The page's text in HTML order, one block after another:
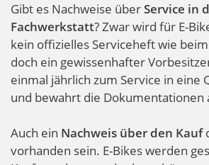
Gibt es Nachweise überService in
Fachwerkstatt? Zwar wird für E-
kein offizielles Serviceheft wie
doch ein gewissenhafter
einmal jährlich zum Service in eine
und bewahrt die Dokumentationen
Auch ein Nachweis über den Kauf
vorhanden sein. E-Bikes werden